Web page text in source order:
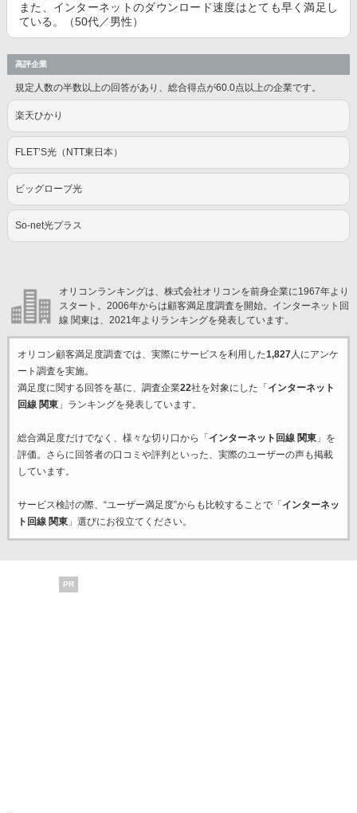
また、インターネットのダウンロード速度はとても早く満足し
ている。（50代／男性）
高評企業
規定人数の半数以上の回答があり、総合得点が60.0点以上の企業です。
楽天ひかり
FLET’S光（NTT東日本）
ビッグローブ光
So-net光プラス
オリコンランキングは、株式会社オリコンを前身企業に1967年より
スタート。2006年からは顧客満足度調査を開始。インターネット回
線 関東は、2021年よりランキングを発表しています。
オリコン顧客満足度調査では、実際にサービスを利用した1,827人にアンケ
ート調査を実施。
満足度に関する回答を基に、調査企業22社を対象にした「 インターネット
回線 関東」ランキングを発表しています。
総合満足度だけでなく、様々な切り口から「 インターネット回線 関東」を
評価。さらに回答者の口コミや評判といった、実際のユーザーの声も掲載
しています。
サービス検討の際、“ユーザー満足度”からも比較することで「 インターネッ
ト回線 関東」選びにお役立てください。
PR